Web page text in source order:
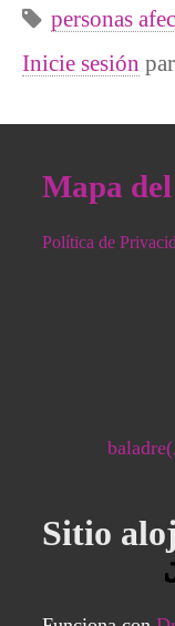
personas
Inicie sesión
Mapa
Política de
Sitio